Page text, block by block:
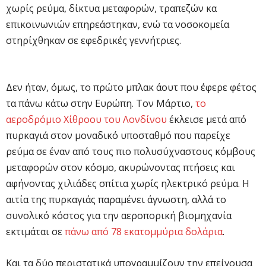
χωρίς ρεύμα, δίκτυα μεταφορών, τραπεζών κα
επικοινωνιών επηρεάστηκαν, ενώ τα νοσοκομεία
στηρίχθηκαν σε εφεδρικές γεννήτριες.
Δεν ήταν, όμως, το πρώτο μπλακ άουτ που έφερε φέτος
τα πάνω κάτω στην Ευρώπη. Τον Μάρτιο, το
αεροδρόμιο Χίθροου του Λονδίνου έκλεισε μετά από
πυρκαγιά στον μοναδικό υποσταθμό που παρείχε
ρεύμα σε έναν από τους πιο πολυσύχναστους κόμβους
μεταφορών στον κόσμο, ακυρώνοντας πτήσεις και
αφήνοντας χιλιάδες σπίτια χωρίς ηλεκτρικό ρεύμα. Η
αιτία της πυρκαγιάς παραμένει άγνωστη, αλλά το
συνολικό κόστος για την αεροπορική βιομηχανία
εκτιμάται σεπάνω από 78 εκατομμύρια δολάρια.
Και τα δύο περιστατικά υπογραμμίζουν την επείγουσα